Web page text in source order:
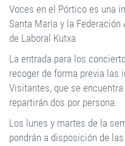
Voces en el Pórtico es una
Santa María y la
de Laboral Kutxa
La entrada para los
recoger de forma previa las
Visitantes, que se
repartirán dos por persona.
Los lunes y martes de la
pondrán a disposición de